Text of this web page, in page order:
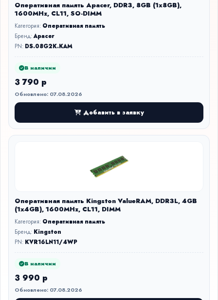
Оперативная память Apacer, DDR3, 8GB (1x8GB),
1600MHz, CL11, SO-DIMM
Категория: Оперативная память
Бренд:Apacer
PN: DS.08G2K.KAM
В наличии
3 790 р
Обновлено: 07.08.2026
Добавить в заявку
Оперативная память Kingston ValueRAM, DDR3L, 4GB
(1x4GB), 1600MHz, CL11, DIMM
Категория: Оперативная память
Бренд: Kingston
PN: KVR16LN11/4WP
В наличии
3 990 р
Обновлено: 07.08.2026